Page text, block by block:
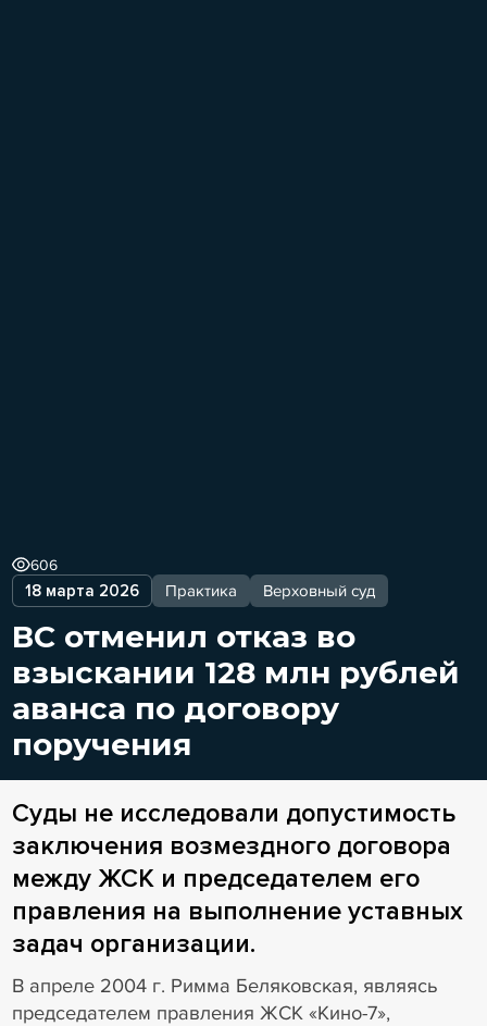
18 марта 2026 Практика Верховный суд
606
ВС отменил отказ во
взыскании 128 млн рублей
аванса по договору
поручения
Суды не исследовали допустимость
заключения возмездного договора
между ЖСК и председателем его
правления на выполнение уставных
задач организации.
В апреле 2004 г. Римма Беляковская, являясь
председателем правления ЖСК «Кино-7»,